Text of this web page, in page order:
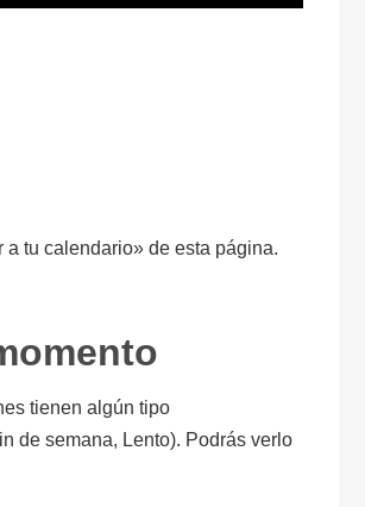
tu calendario» de esta página.
tienen algún tipo
de semana, Lento). Podrás verlo